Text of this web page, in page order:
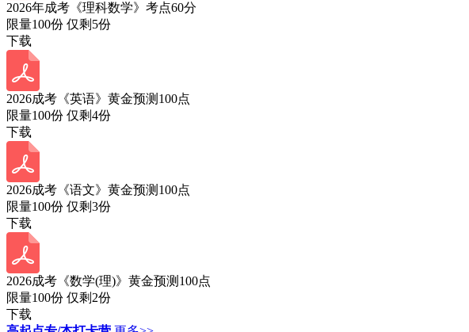
2026年成考《理科数学》考点60分
限量100份 仅剩 5份
下载
2026成考《英语》黄金预测100点
限量100份 仅剩4份
下载
2026成考《语文》黄金预测100点
限量100份 仅剩3份
下载
2026成考《数学(理)》黄金预测100点
限量100份 仅剩 2份
下载